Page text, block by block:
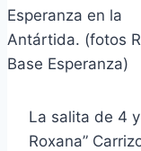
La salita de 4
Roxana”